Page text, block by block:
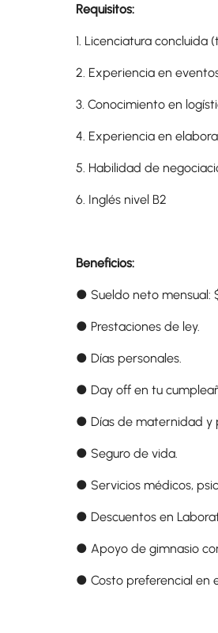
Requisitos:
1. Licenciatura concluida
2. Experiencia en
3. Conocimiento en
4. Experiencia en
5. Habilidad de
6. Inglés nivel B2
Beneficios:
● Sueldo neto mensual:
● Prestaciones de ley.
● Días personales.
● Day off en tu
● Días de maternidad y
● Seguro de vida.
● Servicios médicos,
● Descuentos en
● Apoyo de gimnasio
● Costo preferencial en